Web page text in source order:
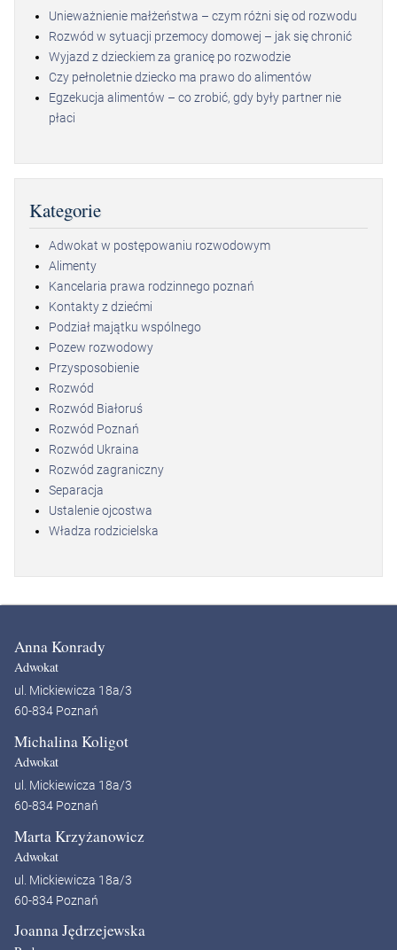
Unieważnienie małżeństwa – czym różni się od rozwodu
Rozwód w sytuacji przemocy domowej – jak się chronić
Wyjazd z dzieckiem za granicę po rozwodzie
Czy pełnoletnie dziecko ma prawo do alimentów
Egzekucja alimentów – co zrobić, gdy były partner nie
płaci
Kategorie
Adwokat w postępowaniu rozwodowym
Alimenty
Kancelaria prawa rodzinnego poznań
Kontakty z dziećmi
Podział majątku wspólnego
Pozew rozwodowy
Przysposobienie
Rozwód
Rozwód Białoruś
Rozwód Poznań
Rozwód Ukraina
Rozwód zagraniczny
Separacja
Ustalenie ojcostwa
Władza rodzicielska
Anna Konrady
Adwokat
ul. Mickiewicza 18a/3
60-834 Poznań
Michalina Koligot
Adwokat
ul. Mickiewicza 18a/3
60-834 Poznań
Marta Krzyżanowicz
Adwokat
ul. Mickiewicza 18a/3
60-834 Poznań
Joanna Jędrzejewska